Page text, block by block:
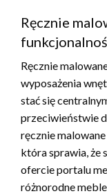
Ręcznie
Ręcznie
wyposażenia
stać się
przeciwieństwie
ręcznie
która sprawia, że
ofercie portalu
różnorodne